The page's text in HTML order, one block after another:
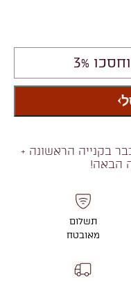
3%
בקנייה הראשונה +
הבאה!
תשלום
מאובטח